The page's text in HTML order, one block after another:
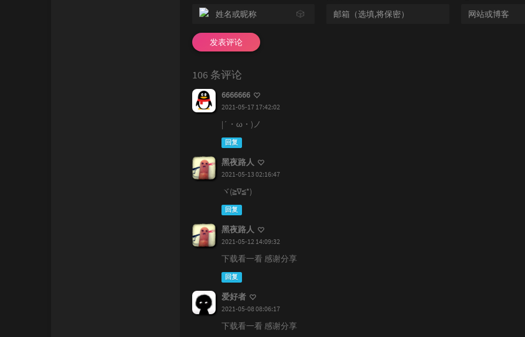
🎲
发表评论
106 条评论
6666666
2021-05-17 17:42:02
|´・ω・)ノ
回复
黑夜路人
2021-05-13 02:16:47
ヾ(≧∇≦*)ゝ
回复
黑夜路人
2021-05-12 14:09:32
下载看一看 感谢分享
回复
爱好者
2021-05-08 08:06:17
下载看一看 感谢分享